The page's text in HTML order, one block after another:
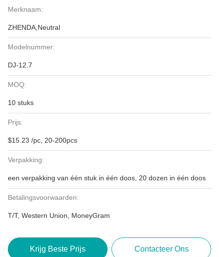
Merknaam:
ZHENDA,Neutral
Modelnummer:
DJ-12.7
MOQ:
10 stuks
Prijs:
$15.23 /pc, 20-200pcs
Verpakking:
een verpakking van één stuk in één doos, 20 dozen in één doos
Betalingsvoorwaarden:
T/T, Western Union, MoneyGram
Krijg Beste Prijs Contacteer Ons